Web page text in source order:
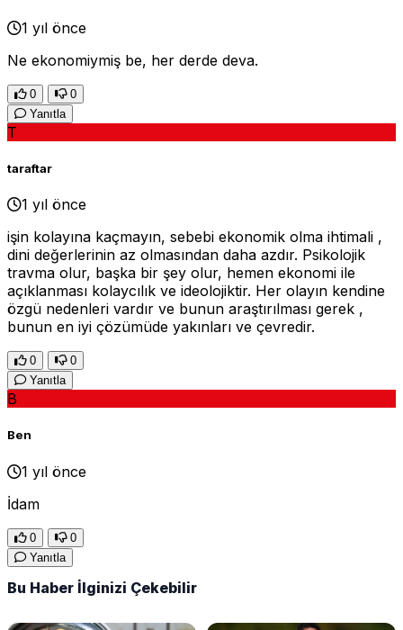
1 yıl önce
Ne ekonomiymiş be, her derde deva.
0
0
Yanıtla
T
taraftar
1 yıl önce
işin kolayına kaçmayın, sebebi ekonomik olma ihtimali ,
dini değerlerinin az olmasından daha azdır. Psikolojik
travma olur, başka bir şey olur, hemen ekonomi ile
açıklanması kolaycılık ve ideolojiktir. Her olayın kendine
özgü nedenleri vardır ve bunun araştırılması gerek ,
bunun en iyi çözümüde yakınları ve çevredir.
0
0
Yanıtla
B
Ben
1 yıl önce
İdam
0
0
Yanıtla
Bu Haber İlginizi Çekebilir